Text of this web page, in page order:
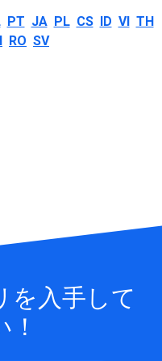
PT JA PL CS ID VI TH
RO SV
を入手して